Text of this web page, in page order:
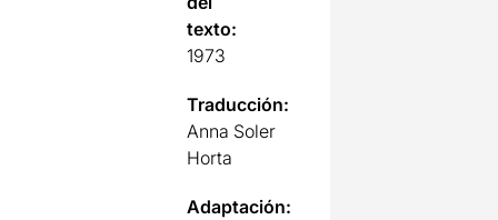
texto:
1973
Traducción:
Anna Soler
Horta
Adaptación: